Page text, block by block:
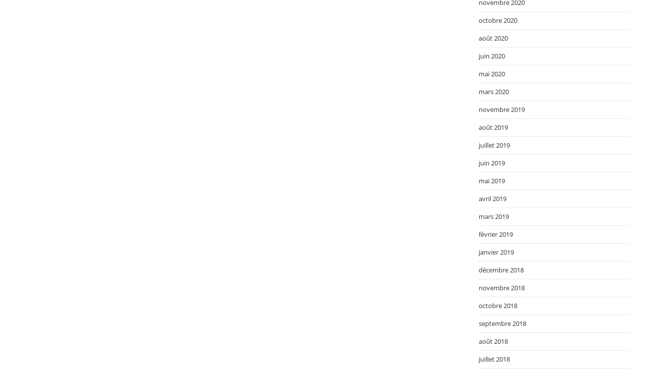
novembre 2020
octobre 2020
août 2020
juin 2020
mai 2020
mars 2020
novembre 2019
août 2019
juillet 2019
juin 2019
mai 2019
avril 2019
mars 2019
février 2019
janvier 2019
décembre 2018
novembre 2018
octobre 2018
septembre 2018
août 2018
juillet 2018